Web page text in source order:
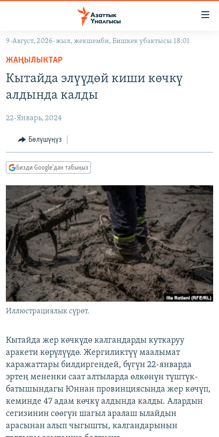
Навигацияга
өтүңүз
Издөөгө
салыңыз
ЭКОНОМИКА
МАДАНИЯТ
БОРБОР АЗИЯ
АТАЙЫН ИЛИКТӨӨ
ТВ ПРОГРАММАЛАР
ЭКСПЕРТТЕР ТАЛДАЙТ
БИЗ ЖАНА ДҮЙНӨ
ДАНИСТЕ
ЭЖЕ-СИҢДИЛЕР
АЗАТТЫК+
ЫҢГАЙСЫЗ СУРООЛОР
ӨЗГӨЧӨ ПИКИР
Русский
ОНЛАЙН ШЕРИНЕ
ЭЕ/АРнун бардык сайттары
9-Август, 2026-жыл, жекшемби, Бишкек убактысы 18:01
ЖАҢЫЛЫКТАР
Кытайда элүүдөй киши көчкү
алдында калды
22-Январь, 2024
Бөлүшүңүз
Бизди Google'дан табыңыз
Иллюстрациялык сүрөт.
Кытайда жер көчкүдө калгандарды куткаруу
аракети көрүлүүдө. Жергиликтүү маалымат
каражаттары билдиргендей, бүгүн 22-январда
эртең мененки саат алтыларда өлкөнүн түштүк-
батышындагы Юннан провинциясында жер көчүп,
кеминде 47 адам көчкү алдында калды. Алардын
сегизинин сөөгүн шагыл аралаш ылайдын
арасынан алып чыгышты, калгандарынын